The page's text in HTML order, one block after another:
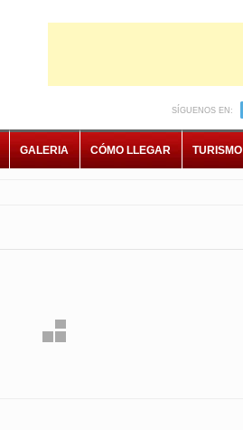
SÍGUENOS EN:
GALERIA CÓMO LLEGAR TURISMO